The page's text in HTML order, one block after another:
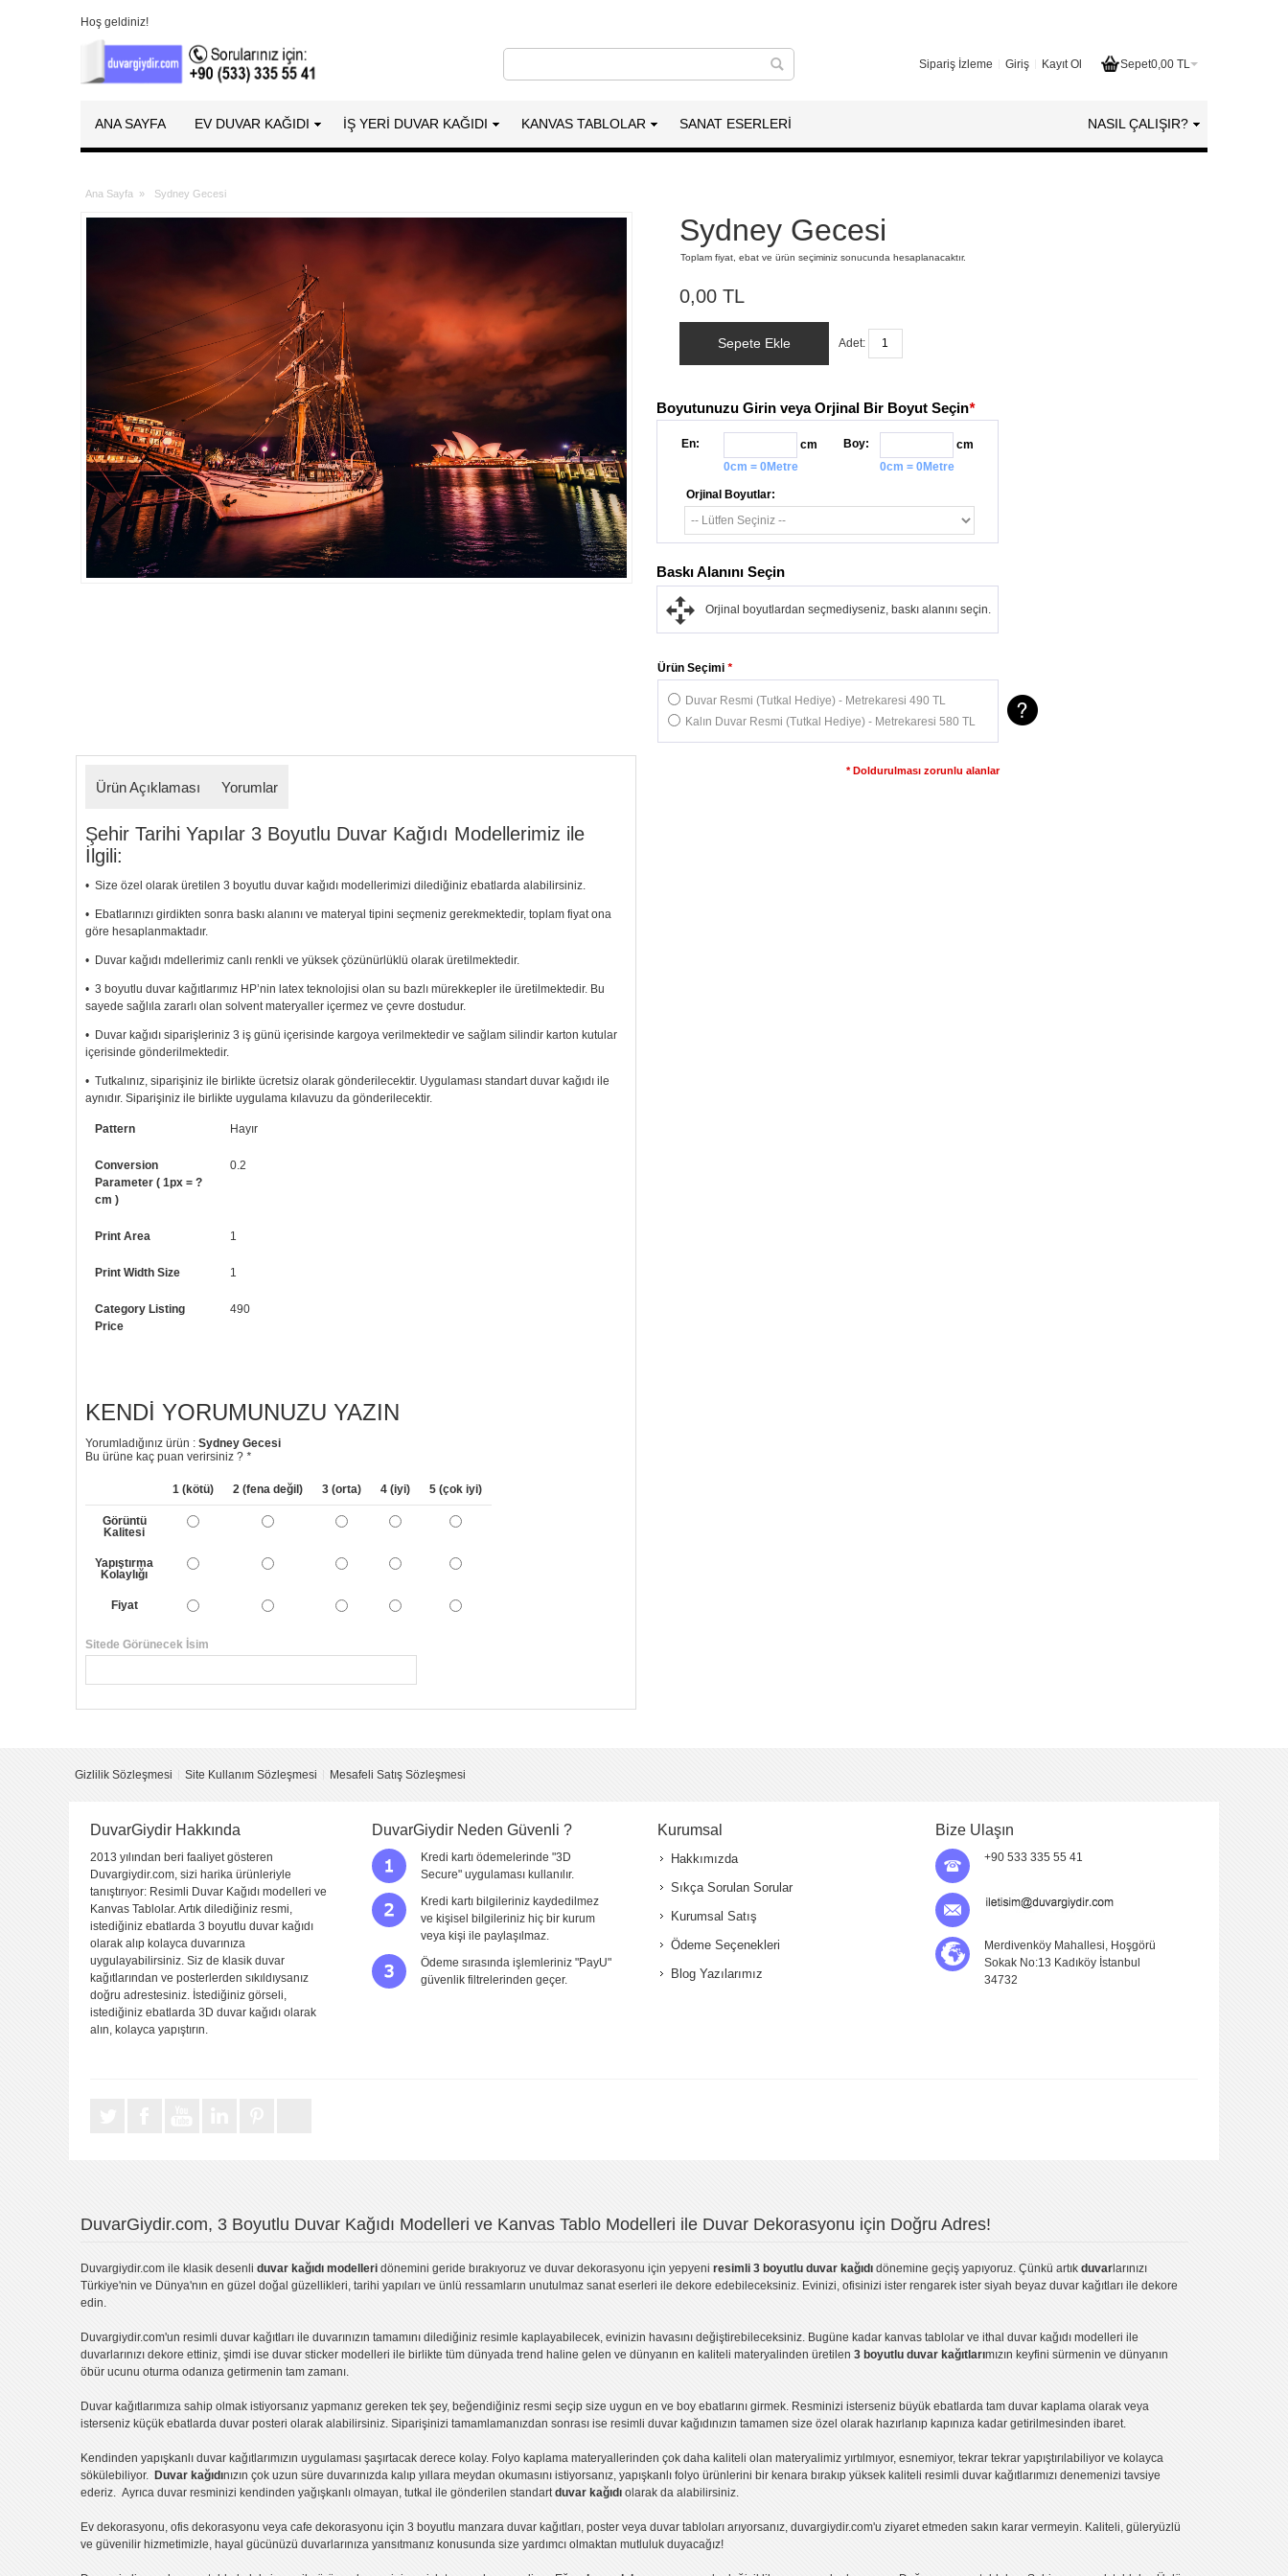
Hoş geldiniz!
Sepet0,00 TL
Sipariş İzleme Giriş Kayıt Ol
ANA SAYFA EV DUVAR KAĞIDI İŞ YERİ DUVAR KAĞIDI KANVAS TABLOLAR SANAT ESERLERI NASIL ÇALIŞIR?
Ana Sayfa » Sydney Gecesi
Sydney Gecesi
Toplam fiyat, ebat ve ürün seçiminiz sonucunda hesaplanacaktır.
0,00 TL
Sepete Ekle Adet:
Boyutunuzu Girin veya Orjinal Bir Boyut Seçin*
En:
cm
0cm = 0Metre
Boy:
cm
0cm = 0Metre
Orjinal Boyutlar:
*
Ürün Seçimi
Duvar Resmi (Tutkal Hediye) - Metrekaresi 490 TL
Kalın Duvar Resmi (Tutkal Hediye) - Metrekaresi 580 TL
* Doldurulması zorunlu alanlar
Baskı Alanını Seçin
Orjinal boyutlardan seçmediyseniz, baskı alanını seçin.
Ürün Açıklaması Yorumlar
Şehir Tarihi Yapılar 3 Boyutlu Duvar Kağıdı Modellerimiz ile
İlgili:
• Size özel olarak üretilen 3 boyutlu duvar kağıdı modellerimizi dilediğiniz ebatlarda alabilirsiniz.
• Ebatlarınızı girdikten sonra baskı alanını ve materyal tipini seçmeniz gerekmektedir, toplam fiyat ona
göre hesaplanmaktadır.
• Duvar kağıdı mdellerimiz canlı renkli ve yüksek çözünürlüklü olarak üretilmektedir.
• 3 boyutlu duvar kağıtlarımız HP’nin latex teknolojisi olan su bazlı mürekkepler ile üretilmektedir. Bu
sayede sağlıla zararlı olan solvent materyaller içermez ve çevre dostudur.
• Duvar kağıdı siparişleriniz 3 iş günü içerisinde kargoya verilmektedir ve sağlam silindir karton kutular
içerisinde gönderilmektedir.
• Tutkalınız, siparişiniz ile birlikte ücretsiz olarak gönderilecektir. Uygulaması standart duvar kağıdı ile
aynıdır. Siparişiniz ile birlikte uygulama kılavuzu da gönderilecektir.
• Resimli duvar kağıdı modelinizi siyah beyaz renklerde istiyorsanız bizi arayıp talebinizi iletebilirsiniz.
Pattern Hayır
Conversion
Parameter ( 1px = ?
cm )
0.2
Print Area 1
Print Width Size 1
Category Listing
Price
490
KENDI YORUMUNUZU YAZIN
Yorumladığınız ürün :Sydney Gecesi
Bu ürüne kaç puan verirsiniz ?*
1 (kötü) 2 (fena değil) 3 (orta) 4 (iyi) 5 (çok iyi)
Görüntü
Kalitesi
Yapıştırma
Kolaylığı
Fiyat
Sitede Görünecek İsim
Yorumu Gönder
Gizlilik Sözleşmesi Site Kullanım Sözleşmesi Mesafeli Satış Sözleşmesi
DuvarGiydir Hakkında
2013 yılından beri faaliyet gösteren
Duvargiydir.com, sizi harika ürünleriyle
tanıştırıyor: Resimli Duvar Kağıdı modelleri ve
Kanvas Tablolar. Artık dilediğiniz resmi,
istediğiniz ebatlarda 3 boyutlu duvar kağıdı
olarak alıp kolayca duvarınıza
uygulayabilirsiniz. Siz de klasik duvar
kağıtlarından ve posterlerden sıkıldıysanız
doğru adrestesiniz. İstediğiniz görseli,
istediğiniz ebatlarda 3D duvar kağıdı olarak
alın, kolayca yapıştırın.
DuvarGiydir Neden Güvenli ?
Kredi kartı ödemelerinde "3D
Secure" uygulaması kullanılır.
Kredi kartı bilgileriniz kaydedilmez
ve kişisel bilgileriniz hiç bir kurum
veya kişi ile paylaşılmaz.
Ödeme sırasında işlemleriniz "PayU"
güvenlik filtrelerinden geçer.
Kurumsal
Hakkımızda
Sıkça Sorulan Sorular
Kurumsal Satış
Ödeme Seçenekleri
Blog Yazılarımız
Bize Ulaşın
+90 533 335 55 41
Merdivenköy Mahallesi, Hoşgörü
Sokak No:13 Kadıköy İstanbul
34732
DuvarGiydir.com, 3 Boyutlu Duvar Kağıdı Modelleri ve Kanvas Tablo Modelleri ile Duvar Dekorasyonu için Doğru Adres!
Duvargiydir.com ile klasik desenli duvar kağıdı modelleri dönemini geride bırakıyoruz ve duvar dekorasyonu için yepyeni resimli 3 boyutlu duvar kağıdı dönemine geçiş yapıyoruz. Çünkü artık duvar larınızı
Türkiye'nin ve Dünya'nın en güzel doğal güzellikleri, tarihi yapıları ve ünlü ressamların unutulmaz sanat eserleri ile dekore edebileceksiniz. Evinizi, ofisinizi ister rengarek ister siyah beyaz duvar kağıtları ile dekore
edin.
Duvargiydir.com'un resimli duvar kağıtları ile duvarınızın tamamını dilediğiniz resimle kaplayabilecek, evinizin havasını değiştirebileceksiniz. Bugüne kadar kanvas tablo lar ve ithal duvar kağıdı modelleri ile
duvarlarınızı dekore ettiniz, şimdi ise duvar sticker modelleri ile birlikte tüm dünyada trend haline gelen ve dünyanın en kaliteli materyalinden üretilen 3 boyutlu duvar kağıtlarımızın keyfini sürmenin ve dünyanın
öbür ucunu oturma odanıza getirmenin tam zamanı.
Duvar kağıtlarımıza sahip olmak istiyorsanız yapmanız gereken tek şey, beğendiğiniz resmi seçip size uygun en ve boy ebatlarını girmek. Resminizi isterseniz büyük ebatlarda tam duvar kaplama olarak veya
isterseniz küçük ebatlarda duvar posteri olarak alabilirsiniz. Siparişinizi tamamlamanızdan sonrası ise resimli duvar kağıdınızın tamamen size özel olarak hazırlanıp kapınıza kadar getirilmesinden ibaret.
Kendinden yapışkanlı duvar kağıtlarımızın uygulaması şaşırtacak derece kolay. Folyo kaplama materyallerinden çok daha kaliteli olan materyalimiz yırtılmıyor, esnemiyor, tekrar tekrar yapıştırılabiliyor ve kolayca
sökülebiliyor. Duvar kağıdınızın çok uzun süre duvarınızda kalıp yıllara meydan okumasını istiyorsanız, yapışkanlı folyo ürünlerini bir kenara bırakıp yüksek kaliteli resimli duvar kağıtlarımızı denemenizi tavsiye
ederiz. Ayrıca duvar resminizi kendinden yağışkanlı olmayan, tutkal ile gönderilen standartduvar kağıdı olarak da alabilirsiniz.
Ev dekorasyonu, ofis dekorasyonu veya cafe dekorasyonu için 3 boyutlu manzara duvar kağıtları, poster veya duvar tabloları arıyorsanız, duvargiydir.com'u ziyaret etmeden sakın karar vermeyin. Kaliteli, güleryüzlü
ve güvenilir hizmetimizle, hayal gücünüzü duvarlarınıza yansıtmanız konusunda size yardımcı olmaktan mutluluk duyacağız!